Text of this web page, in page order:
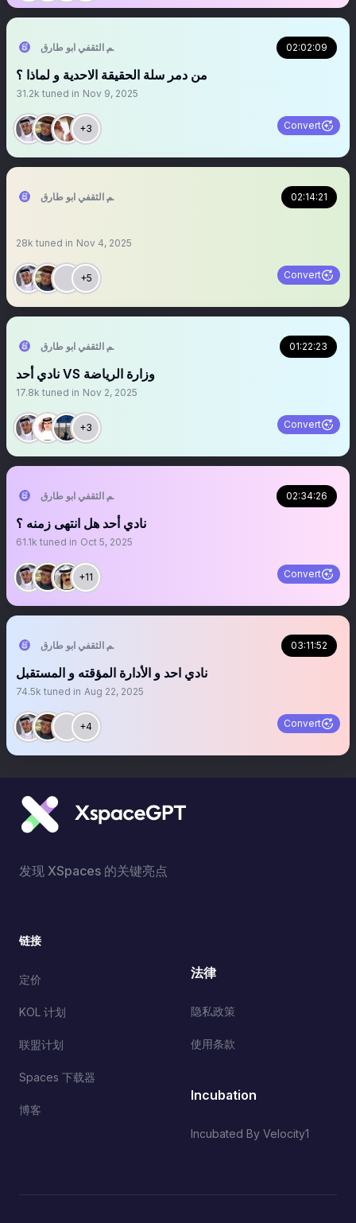
سالم الثقفي ابو طارق 02:02:09
‏‏‏‏‏‏‏‏‏‏‏من دمر سلة الحقيقة الاحدية و لماذا ؟
31.2k tuned in Nov 9, 2025
+3 Convert
سالم الثقفي ابو طارق 02:14:21
28k tuned in Nov 4, 2025
+5 Convert
سالم الثقفي ابو طارق 01:22:23
‏‏‏نادي أحد VS وزارة الرياضة
17.8k tuned in Nov 2, 2025
+3 Convert
سالم الثقفي ابو طارق 02:34:26
‏‏‏‏‏‏‏‏‏‏‏‏‏‏‏‏‏‏‏‏‏‏‏‏نادي أحد هل انتهى زمنه ؟
61.1k tuned in Oct 5, 2025
+11 Convert
سالم الثقفي ابو طارق 03:11:52
‏‏‏‏‏‏‏‏‏‏‏‏‏‏‏‏‏‏‏نادي احد و الأدارة المؤقته و المستقبل
74.5k tuned in Aug 22, 2025
+4 Convert
发现 XSpaces 的关键亮点
链接
定价
KOL 计划
联盟计划
Spaces 下载器
博客
法律
隐私政策
使用条款
Incubation
Incubated By Velocity1